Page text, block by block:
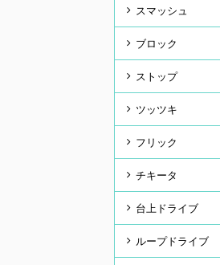
スマッシュ
ブロック
ストップ
ツッツキ
フリック
チキータ
台上ドライブ
ループドライブ